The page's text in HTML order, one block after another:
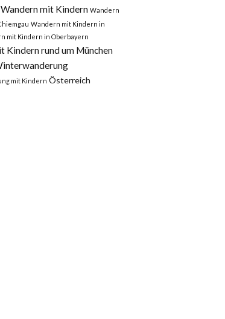
Wandern mit Kindern Wandern
Wandern mit Kindern in
mit Kindern in Oberbayern
Kindern rund um München
mit Kindern Österreich